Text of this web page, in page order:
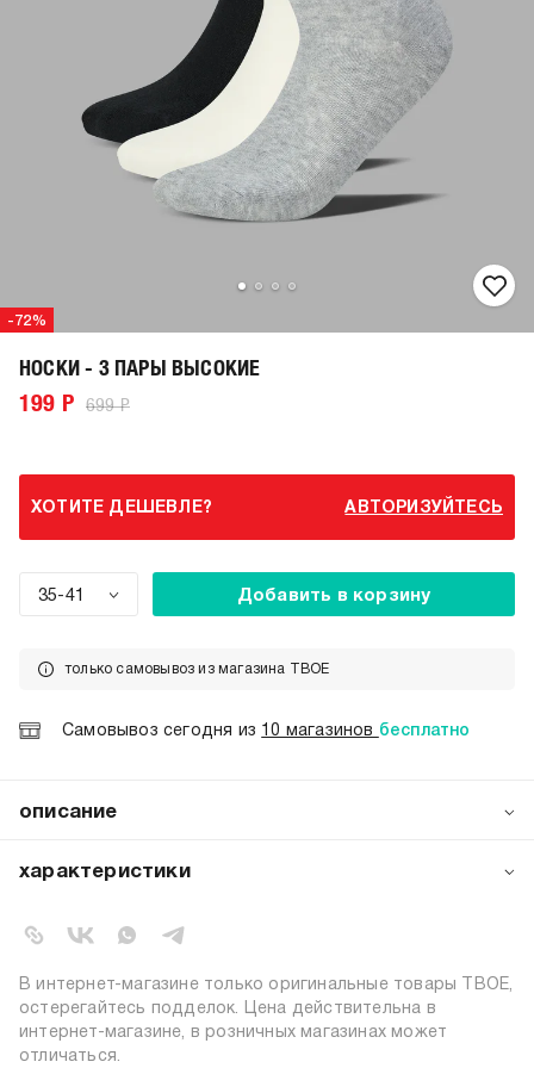
-72%
НОСКИ - 3 ПАРЫ ВЫСОКИЕ
199 Р 699 Р
ХОТИТЕ ДЕШЕВЛЕ? АВТОРИЗУЙТЕСЬ
35-41 Добавить в корзину
только самовывоз из магазина ТВОЕ
Самовывоз сегодня из 10 магазинов бесплатно
описание
элегантной простоты и непревзойдённого комфорта.
гардероб. Их лаконичный дизайн позволяет сочетать
женственными образами, добавляя каждому из них нотку
сдержанной изысканности.
характеристики
коллекция:
цвет:
черный
состав:
72% хлопок, 26% полиэстер, 2%
эластан
узор:
В интернет-магазине только оригинальные товары ТВОЕ,
остерегайтесь подделок. Цена действительна в
интернет-магазине, в розничных магазинах может
отличаться.